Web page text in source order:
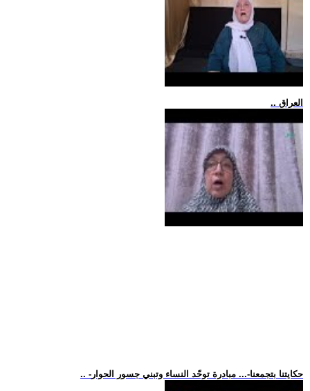
.. العراق
.. -حكايتنا بتجمعنا-... مبادرة توحّد النساء وتبني جسور الحوار